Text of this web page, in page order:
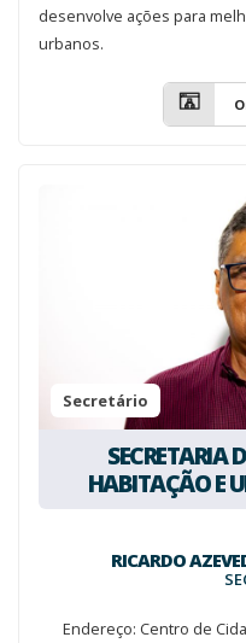
desenvolve ações para
urbanos.
Secretário
SECRETARIA
HABITAÇÃO E
RICARDO
Endereço: Centro de